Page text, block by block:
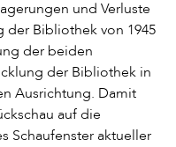
und Verluste
der Bibliothek von 1945
der beiden
der Bibliothek in
Ausrichtung. Damit
auf die
Schaufenster aktueller